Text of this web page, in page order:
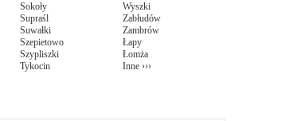
Sokoły
Supraśl
Suwałki
Szepietowo
Szypliszki
Tykocin
Wyszki
Zabłudów
Zambrów
Łapy
Łomża
Inne ›››